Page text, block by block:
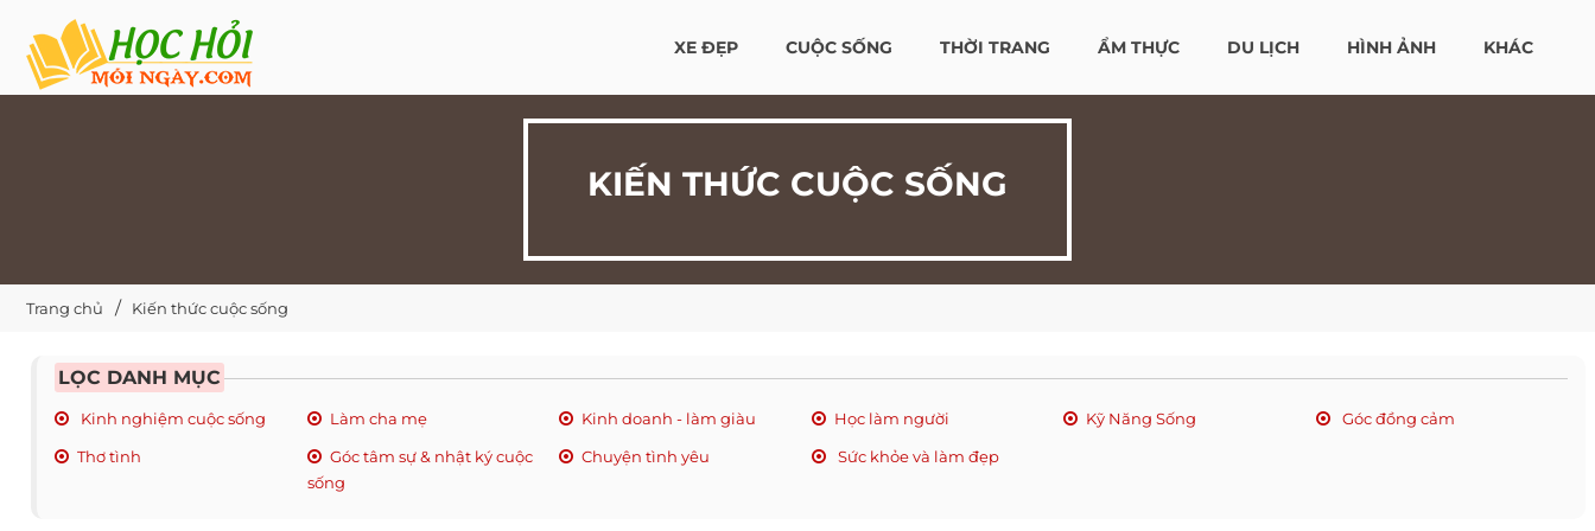
XE ĐẸP CUỘC SỐNG THỜI TRANG ẨM THỰC DU LỊCH HÌNH ẢNH KHÁC
KIẾN THỨC CUỘC SỐNG
Trang chủ Kiến thức cuộc sống
LỌC DANH MỤC
Kinh nghiệm cuộc sống Làm cha mẹ Kinh doanh - làm giàu Học làm người Kỹ Năng Sống
Góc đồng cảm
Thơ tình
Góc tâm sự & nhật ký cuộc
sống
Chuyện tình yêu Sức khỏe và làm đẹp